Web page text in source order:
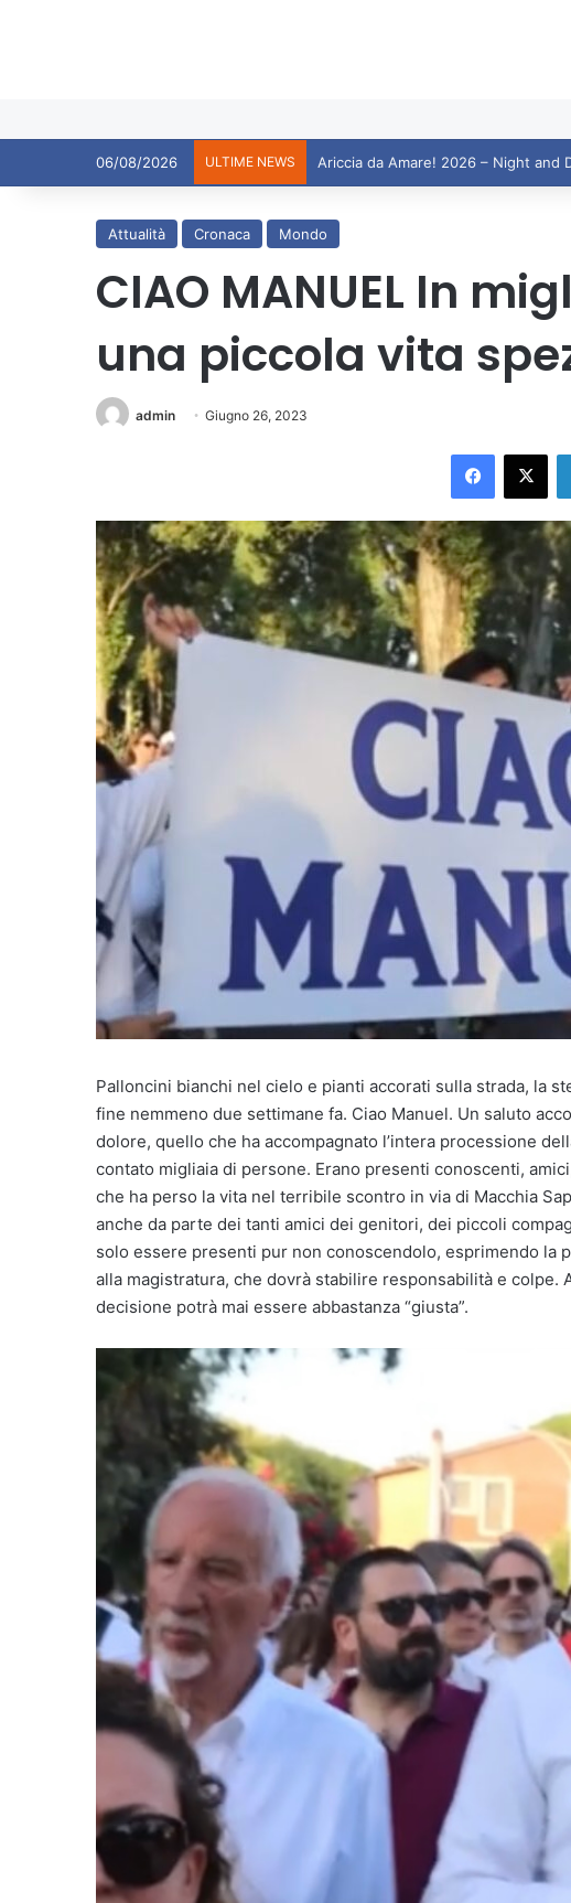
06/08/2026 ULTIME NEWS Ariccia, il messaggio di
Attualità Cronaca Mondo
CIAO MANUEL In
una piccola vita
admin Giugno 26, 2023
Facebook
X
Palloncini bianchi nel cielo e pianti accorati sulla strada, la
fine nemmeno due settimane fa. Ciao Manuel. Un saluto
dolore, quello che ha accompagnato l’intera processione
contato migliaia di persone. Erano presenti conoscenti,
che ha perso la vita nel terribile scontro in via di Macchia
anche da parte dei tanti amici dei genitori, dei piccoli
solo essere presenti pur non conoscendolo, esprimendo la
alla magistratura, che dovrà stabilire responsabilità e colpe.
decisione potrà mai essere abbastanza “giusta”.